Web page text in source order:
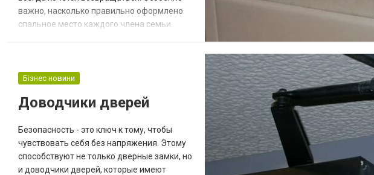
важно, насколько правильно оформлено
спальное место каждого члена семьи.
сожалению, далеко не каждый может
брендовый матрас. А спать удобно и
Бізнес новини
Доводчики дверей
Безопасность - это ключ к тому, чтобы
чувствовать себя без напряжения. Этому
способствуют не только дверные замки, но
и доводчики дверей, которые имеют